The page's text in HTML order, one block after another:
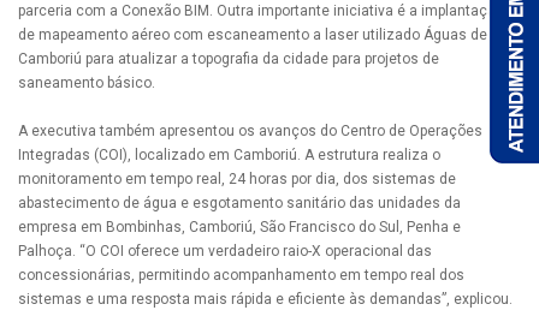
parceria com a Conexão BIM. Outra importante iniciativa é a implantação
de mapeamento aéreo com escaneamento a laser utilizado Águas de
Camboriú para atualizar a topografia da cidade para projetos de
saneamento básico.
A executiva também apresentou os avanços do Centro de Operações
Integradas (COI), localizado em Camboriú. A estrutura realiza o
monitoramento em tempo real, 24 horas por dia, dos sistemas de
abastecimento de água e esgotamento sanitário das unidades da
empresa em Bombinhas, Camboriú, São Francisco do Sul, Penha e
Palhoça. “O COI oferece um verdadeiro raio-X operacional das
concessionárias, permitindo acompanhamento em tempo real dos
sistemas e uma resposta mais rápida e eficiente às demandas”, explicou.